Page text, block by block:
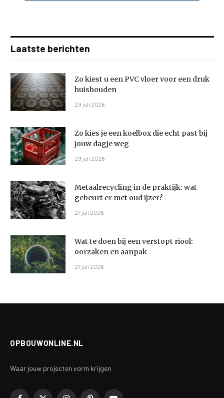
Laatste berichten
Zo kiest u een PVC vloer voor een druk
huishouden
29 juli 2026
Zo kies je een koelbox die echt past bij
jouw dagje weg
29 juli 2026
Metaalrecycling in de praktijk: wat
gebeurt er met oud ijzer?
27 juli 2026
Wat te doen bij een verstopt riool:
oorzaken en aanpak
27 juli 2026
OPBOUWONLINE.NL
Waar jouw projecten vorm krijgen